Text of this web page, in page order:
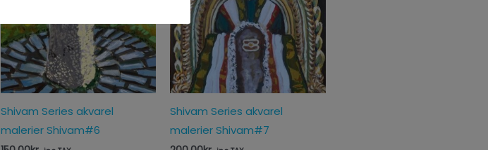
Shivam Series akvarel
malerier Shivam#6
Shivam Series akvarel
malerier Shivam#7